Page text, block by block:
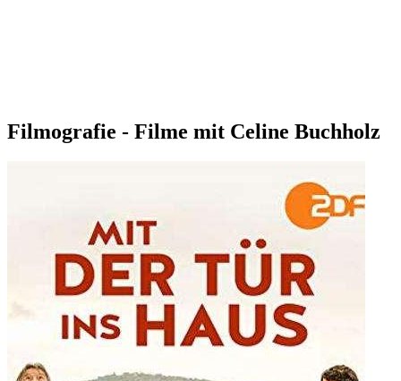
Filmografie - Filme mit Celine Buchholz